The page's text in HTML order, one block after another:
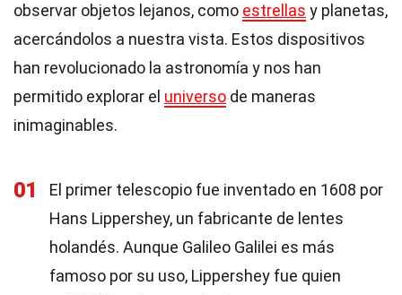
observar objetos lejanos, como estrellas y planetas,
acercándolos a nuestra vista. Estos dispositivos
han revolucionado la astronomía y nos han
permitido explorar el universo de maneras
inimaginables.
01
El primer telescopio fue inventado en 1608 por
Hans Lippershey, un fabricante de lentes
holandés. Aunque Galileo Galilei es más
famoso por su uso, Lippershey fue quien